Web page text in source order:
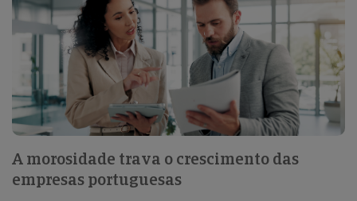
A morosidade trava o crescimento das
empresas portuguesas